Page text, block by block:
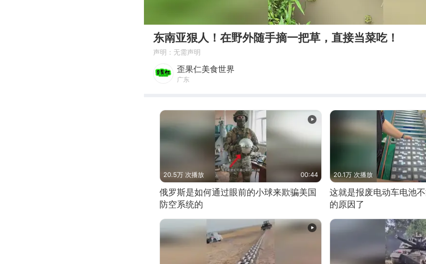
东南亚狠人！在野外随手摘一把草，直接当菜吃！
声明：无需声明
歪果仁美食世界
广东
20.5万 次播放 00:44
俄罗斯是如何通过眼前的小球来欺骗美国
防空系统的
20.1万 次播放
这就是报废电动车电池
的原因了